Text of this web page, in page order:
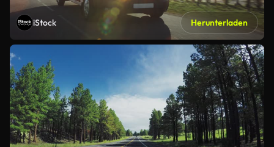
iStock Herunterladen